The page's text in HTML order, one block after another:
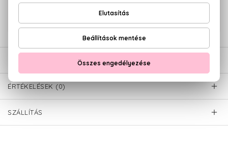
Kérdésed van, elakadtál? Hívd ügyfélszolgálatunkat:+36 20
LEÍRÁS
ÉRTÉKELÉSEK (0)
SZÁLLÍTÁS